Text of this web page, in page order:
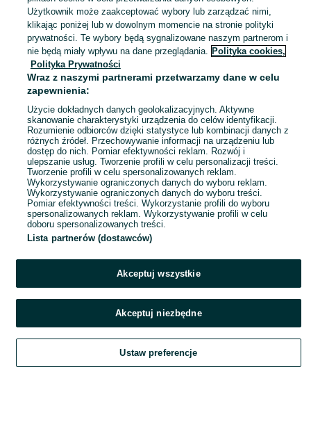
22 000 zł
Lusówko
Deska efoil Waydoo Evo Pro Plus z
dużą baterią - Ostatnia
29 900 zł
Poznań, Grunwald
15 lipca 2026
Szukaj Obserwujesz Dodaj Czat Konto
Użytkownik może zaakceptować wybory lub zarządzać nimi,
klikając poniżej lub w dowolnym momencie na stronie polityki
prywatności. Te wybory będą sygnalizowane naszym partnerom i
nie będą miały wpływu na dane przeglądania. Polityka cookies,
Polityka Prywatności
Wraz z naszymi partnerami przetwarzamy dane w celu
zapewnienia:
Użycie dokładnych danych geolokalizacyjnych. Aktywne
skanowanie charakterystyki urządzenia do celów identyfikacji.
Rozumienie odbiorców dzięki statystyce lub kombinacji danych z
różnych źródeł. Przechowywanie informacji na urządzeniu lub
dostęp do nich. Pomiar efektywności reklam. Rozwój i
ulepszanie usług. Tworzenie profili w celu personalizacji treści.
Tworzenie profili w celu spersonalizowanych reklam.
Wykorzystywanie ograniczonych danych do wyboru reklam.
Wykorzystywanie ograniczonych danych do wyboru treści.
Pomiar efektywności treści. Wykorzystanie profili do wyboru
spersonalizowanych reklam. Wykorzystywanie profili w celu
doboru spersonalizowanych treści.
Lista partnerów (dostawców)
Akceptuj wszystkie
Akceptuj niezbędne
Ustaw preferencje